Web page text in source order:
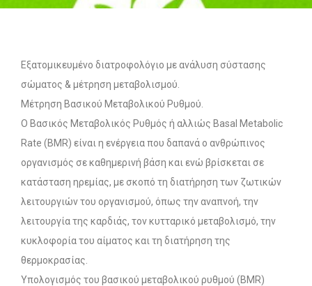
Εξατομικευμένο διατροφολόγιο με ανάλυση σύστασης
σώματος & μέτρηση μεταβολισμού.
Μέτρηση Βασικού Μεταβολικού Ρυθμού.
Ο Βασικός Μεταβολικός Ρυθμός ή αλλιώς Basal Metabolic
Rate (ΒΜR) είναι η ενέργεια που δαπανά ο ανθρώπινος
οργανισμός σε καθημερινή βάση και ενώ βρίσκεται σε
κατάσταση ηρεμίας, με σκοπό τη διατήρηση των ζωτικών
λειτουργιών του οργανισμού, όπως την αναπνοή, την
λειτουργία της καρδιάς, τον κυτταρικό μεταβολισμό, την
κυκλοφορία του αίματος και τη διατήρηση της
θερμοκρασίας.
Υπολογισμός του βασικού μεταβολικού ρυθμού (BMR)